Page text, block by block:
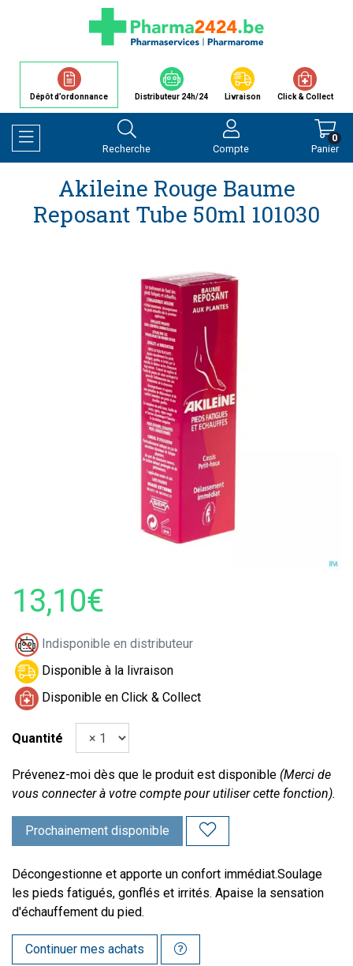
Dépôt d’ordonnance Distributeur 24h/24 Livraison Click & Collect
Afficher la navigation
Recherche Compte Panier
0
Akileine Rouge Baume
Reposant Tube 50ml 101030
13,10€
Indisponible en distributeur
Disponible à la livraison
Disponible en Click & Collect
Quantité
Prévenez-moi dès que le produit est disponible (Merci de
vous connecter à votre compte pour utiliser cette fonction).
Prochainement disponible
Décongestionne et apporte un confort immédiat.Soulage
les pieds fatigués, gonflés et irrités. Apaise la sensation
d'échauffement du pied.
Continuer mes achats